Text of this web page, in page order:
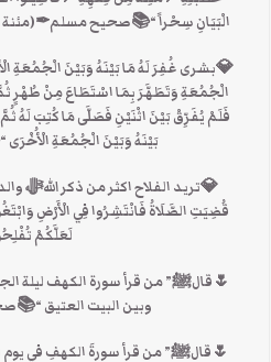
الْبَيَانِ سِحْراً “📚صحيح مسلم✒(مئنة
💎بشرى غُفِرَ لَهُ مَا بَيْنَهُ وَبَيْنَ
الْجُمُعَةِ وَتَطَهَّرَ بِمَا اسْتَطَاعَ مِنْ طُهْرٍ
فَلَمْ يُفَرِّقْ بَيْنَ اثْنَيْنِ فَصَلَّى مَا كُتِبَ لَهُ
بَيْنَهُ وَبَيْنَ الْجُمُعَةِ
💎تريد الفلاح اكثر من ذكر اللهﷻ
قُضِيَتِ الصَّلَاةُ فَانْتَشِرُوا فِي الْأَرْضِ
لَعَلَّكُمْ
🌷قالﷺ” من قرأ سورة الكهف ليلة
وبين البيت العتيق
🌷قالﷺ” من قرأ سورةَ الكهفِ في يومِ